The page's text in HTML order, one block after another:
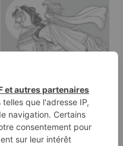
Page à colorier d'une
cavalière Mustang,
chevalière…